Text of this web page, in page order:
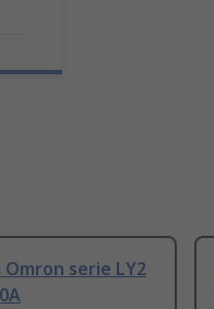
serie LY2